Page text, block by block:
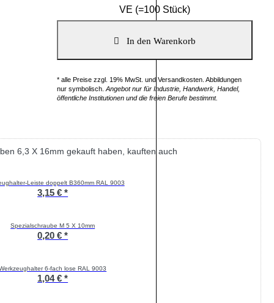
VE (=100 Stück)
* alle Preise zzgl. 19% MwSt. und Versandkosten. Abbildungen
nur symbolisch. Angebot nur für Industrie, Handwerk, Handel,
öffentliche Institutionen und die freien Berufe bestimmt.
6,3 X 16mm gekauft haben, kauften auch
Leiste doppelt B360mm RAL 9003
3,15 € *
Spezialschraube M 5 X 10mm
0,20 € *
6-fach lose RAL 9003
1,04 € *